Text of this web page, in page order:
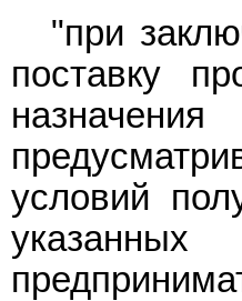
"при
поставку
условий